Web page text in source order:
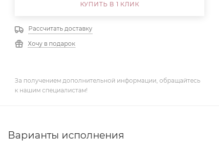
КУПИТЬ В 1 КЛИК
Рассчитать доставку
Хочу в подарок
За получением дополнительной информации, обращайтесь
к нашим специалистам!
Варианты исполнения